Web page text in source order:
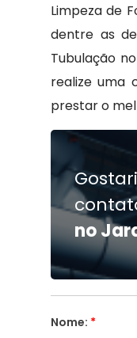
Limpeza de
dentre as
Tubulação
realize uma
prestar o
no
Nome: *